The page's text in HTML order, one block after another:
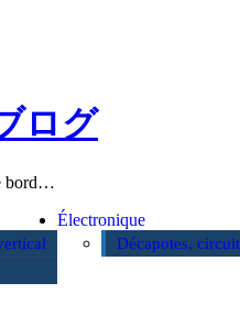
ログ
bord…
Électronique
Décapotes,